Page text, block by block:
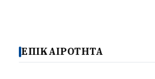
ΕΠΙΚΑΙΡΟΤΗΤΑ